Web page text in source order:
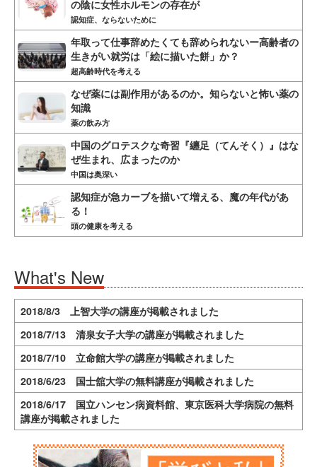
の陰に女性ホルモンの存在が
認知症、ならないために
年取って仕事辞めたくても辞められないー高齢者の
生きがい就労は「絵に描いた餅」か？
超高齢時代を考える
なぜ薬には副作用があるのか。知らないと怖い薬の
知識
薬の飲み方
中国のグロテスクな奇習『纏足（てんそく）』はな
ぜ生まれ、広まったのか
中国は奥深い
認知症が急カーブを描いて増える、魔の年代があ
る！
頭の健康を考える
What's New
2018/8/3 上智大学の講座が掲載されました
2018/7/13 清泉女子大学の講座が掲載されました
2018/7/10 立命館大学の講座が掲載されました
2018/6/23 国士舘大学の無料講座が掲載されました
2018/6/17 国立ハンセン病資料館、東京医科大学病院の無料
講座が掲載されました